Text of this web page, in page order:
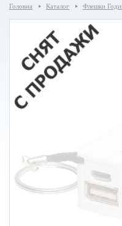
Головна Каталог Флешки